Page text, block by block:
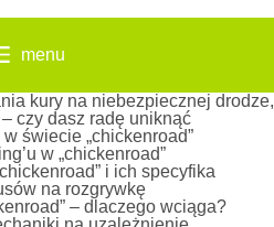
menu
kury na niebezpiecznej drodze,
czy dasz radę uniknąć
świecie „chickenroad”
w „chickenroad”
i ich specyfika
na rozgrywkę
– dlaczego wciąga?